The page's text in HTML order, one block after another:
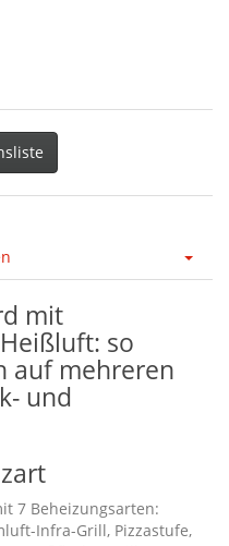
mit
so
auf mehreren
und
7 Beheizungsarten:
Infra-Grill, Pizzastufe,